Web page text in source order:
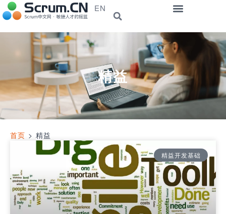
EN
精益
首页 > 精益
精益开发基础